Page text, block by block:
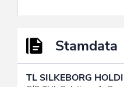
Stamdata
TL SILKEBORG